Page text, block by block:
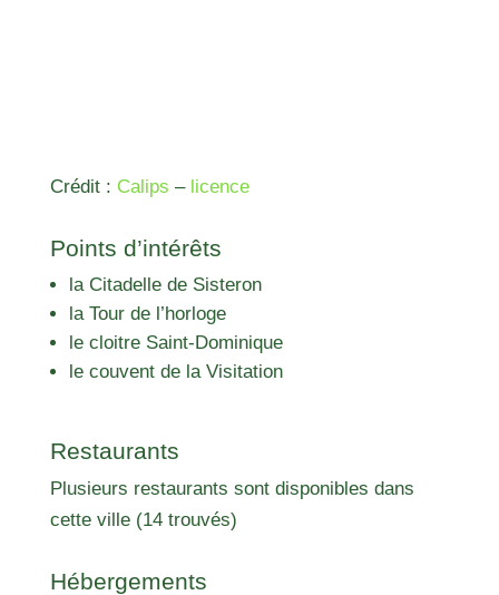
Crédit : Calips – licence
Points d’intérêts
la Citadelle de Sisteron
la Tour de l’horloge
le cloitre Saint-Dominique
le couvent de la Visitation
Restaurants
Plusieurs restaurants sont disponibles dans
cette ville (14 trouvés)
Hébergements